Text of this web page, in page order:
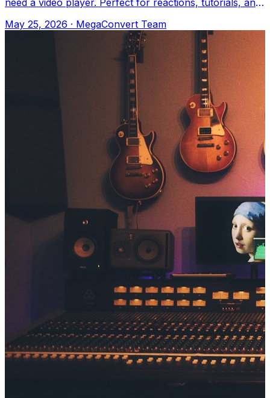
need a video player. Perfect for reactions, tutorials, and
May 25, 2026 · MegaConvert Team